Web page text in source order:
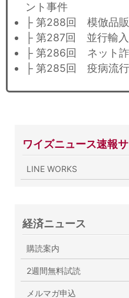
ント事件
├ 第288回 模倣品
├ 第287回 並行輸
├ 第286回 ネット
├ 第285回 疫病流
ワイズニュース速報
LINE WORKS
経済ニュース
購読案内
2週間無料試読
メルマガ申込